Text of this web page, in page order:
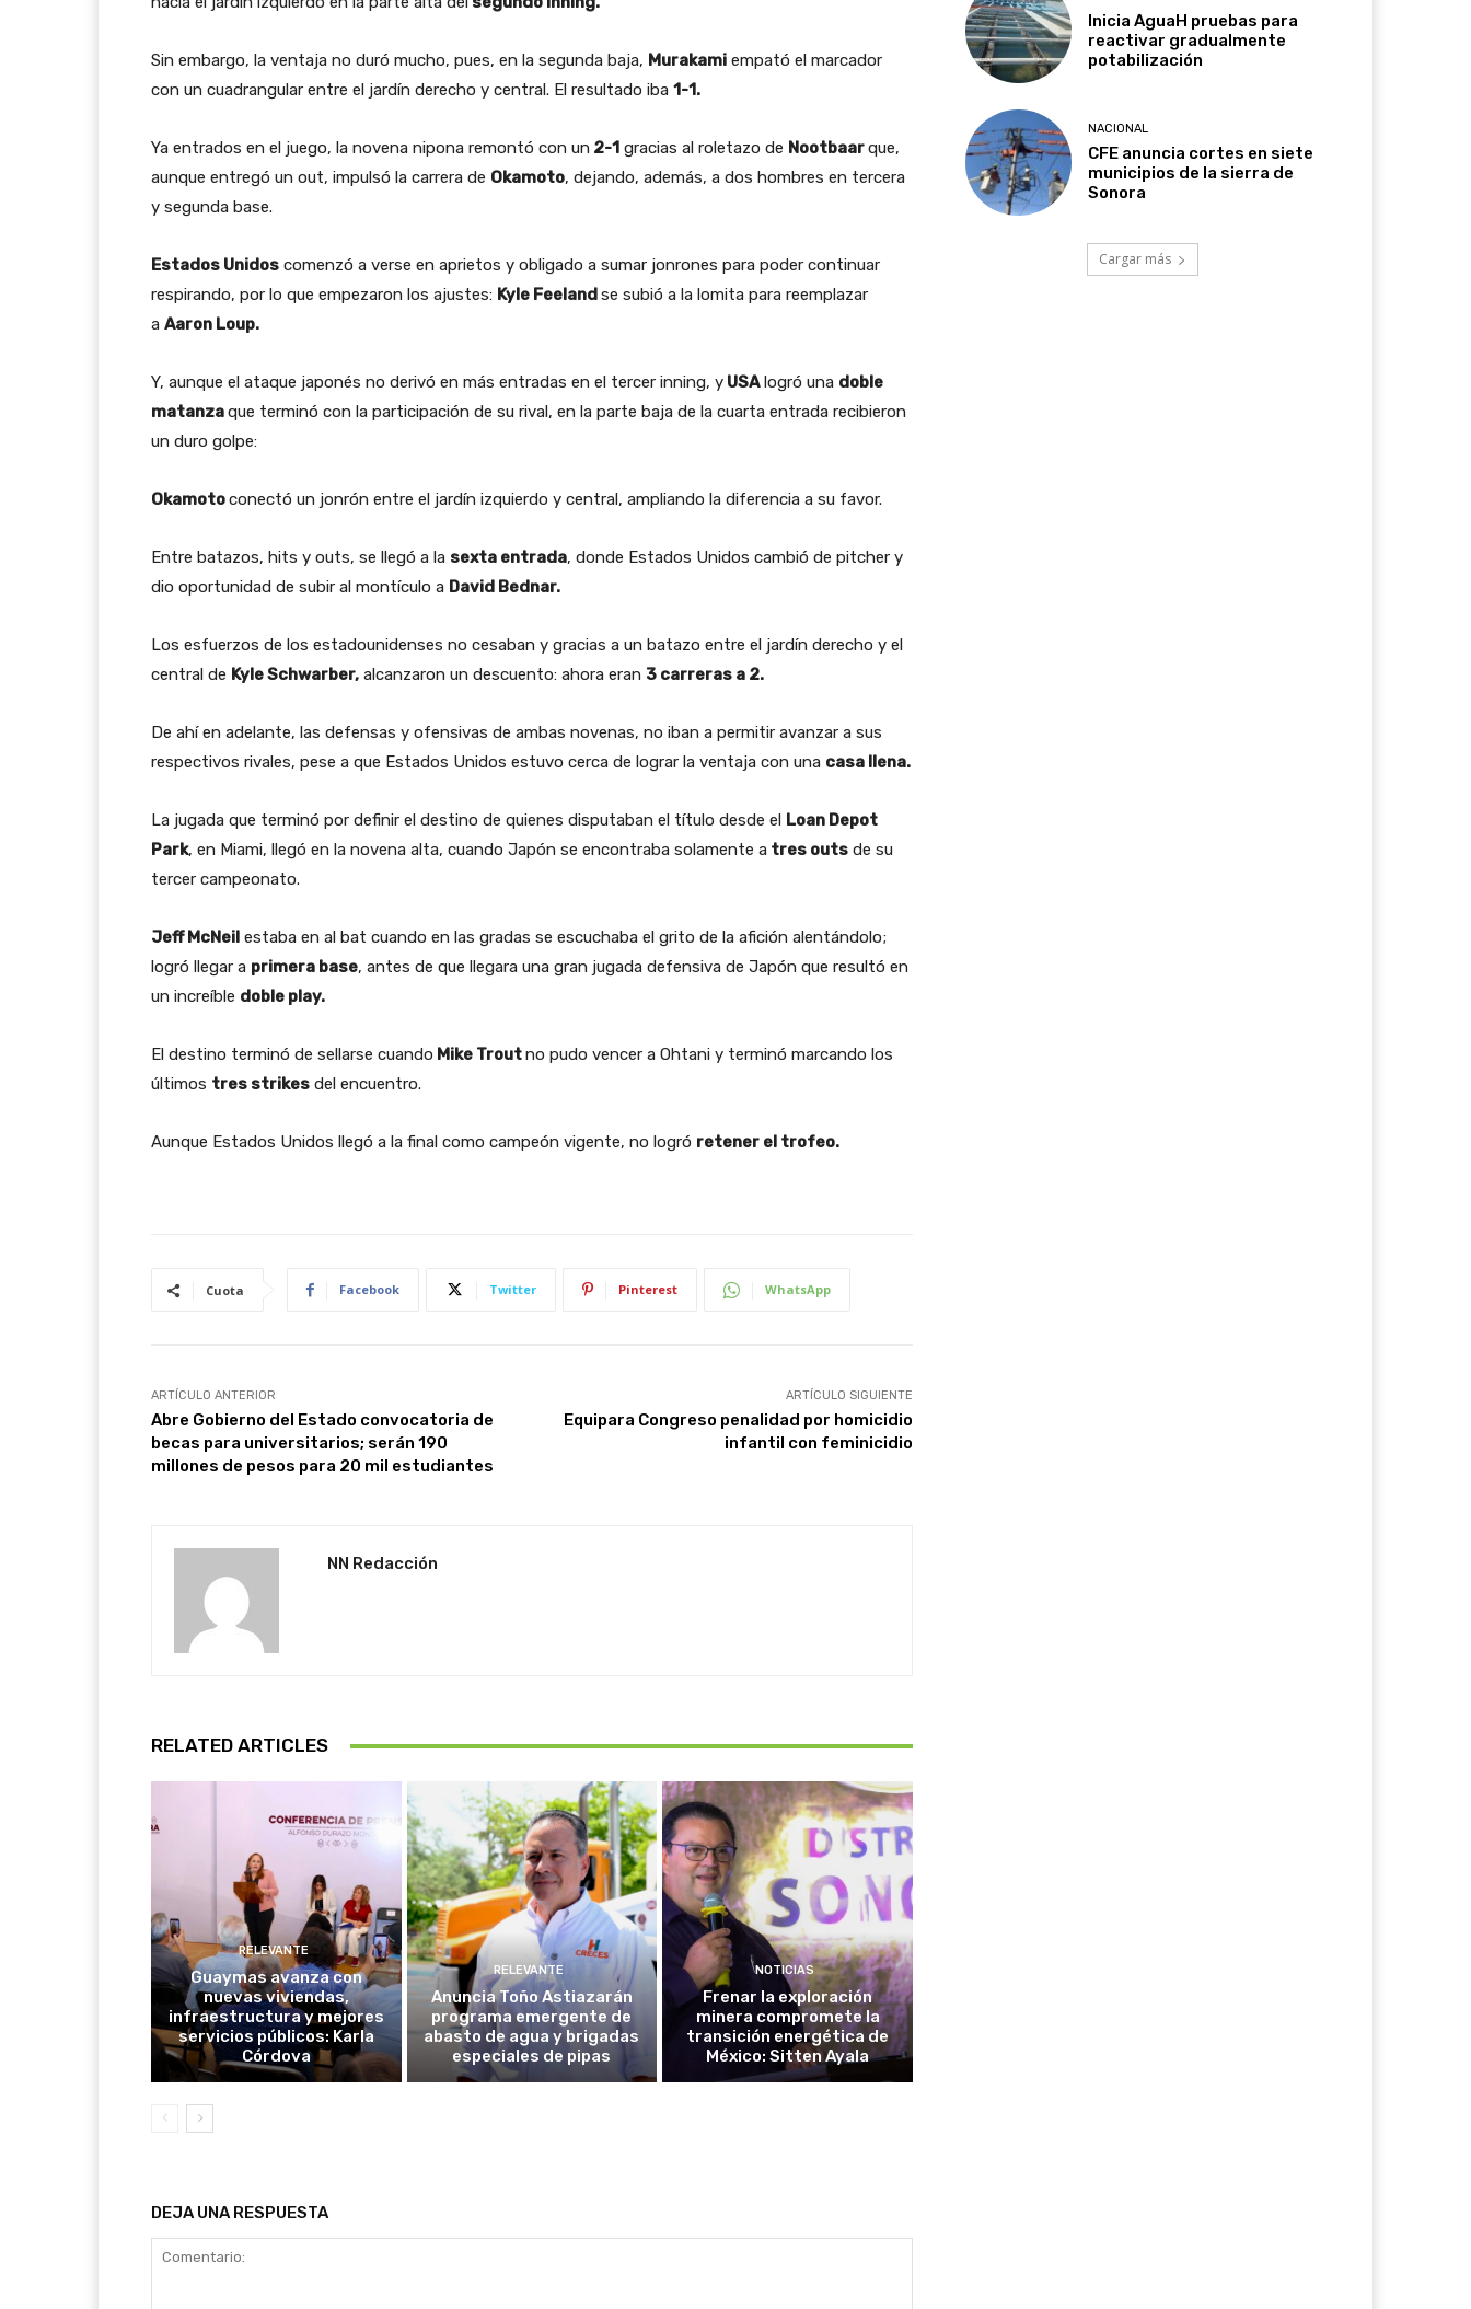
Sin embargo, la ventaja no duró mucho, pues, en la segunda baja, Murakami empató el marcador
con un cuadrangular entre el jardín derecho y central. El resultado iba 1-1.
Ya entrados en el juego, la novena nipona remontó con un 2-1 gracias al roletazo de Nootbaarque,
aunque entregó un out, impulsó la carrera de Okamoto, dejando, además, a dos hombres en tercera
y segunda base.
Estados Unidos comenzó a verse en aprietos y obligado a sumar jonrones para poder continuar
respirando, por lo que empezaron los ajustes: Kyle Feelandse subió a la lomita para reemplazar
a Aaron Loup.
Y, aunque el ataque japonés no derivó en más entradas en el tercer inning, y USAlogró una doble
matanzaque terminó con la participación de su rival, en la parte baja de la cuarta entrada recibieron
un duro golpe:
Okamotoconectó un jonrón entre el jardín izquierdo y central, ampliando la diferencia a su favor.
Entre batazos, hits y outs, se llegó a la sexta entrada, donde Estados Unidos cambió de pitcher y
dio oportunidad de subir al montículo a David Bednar.
Los esfuerzos de los estadounidenses no cesaban y gracias a un batazo entre el jardín derecho y el
central de Kyle Schwarber, alcanzaron un descuento: ahora eran 3 carreras a 2.
De ahí en adelante, las defensas y ofensivas de ambas novenas, no iban a permitir avanzar a sus
respectivos rivales, pese a que Estados Unidos estuvo cerca de lograr la ventaja con una casa llena.
La jugada que terminó por definir el destino de quienes disputaban el título desde el Loan Depot
Park, en Miami, llegó en la novena alta, cuando Japón se encontraba solamente a tres outs de su
tercer campeonato.
Jeff McNeil estaba en al bat cuando en las gradas se escuchaba el grito de la afición alentándolo;
logró llegar a primera base, antes de que llegara una gran jugada defensiva de Japón que resultó en
un increíble doble play.
El destino terminó de sellarse cuando Mike Troutno pudo vencer a Ohtani y terminó marcando los
últimos tres strikes del encuentro.
Aunque Estados Unidos llegó a la final como campeón vigente, no logró retener el trofeo.
Cuota Facebook Twitter Pinterest WhatsApp
ARTÍCULO ANTERIOR
Abre Gobierno del Estado convocatoria de
becas para universitarios; serán 190
millones de pesos para 20 mil estudiantes
ARTÍCULO SIGUIENTE
Equipara Congreso penalidad por homicidio
infantil con feminicidio
NN Redacción
RELATED ARTICLES
RELEVANTE
Guaymas avanza con
nuevas viviendas,
infraestructura y mejores
servicios públicos: Karla
Córdova
RELEVANTE
Anuncia Toño Astiazarán
programa emergente de
abasto de agua y brigadas
especiales de pipas
NOTICIAS
Frenar la exploración
minera compromete la
transición energética de
México: Sitten Ayala
DEJA UNA RESPUESTA
Inicia AguaH pruebas para
reactivar gradualmente
potabilización
NACIONAL
CFE anuncia cortes en siete
municipios de la sierra de
Sonora
Cargar más